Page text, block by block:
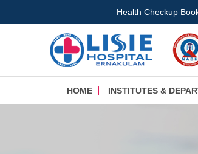
Health Checkup
HOME INSTITUTES &